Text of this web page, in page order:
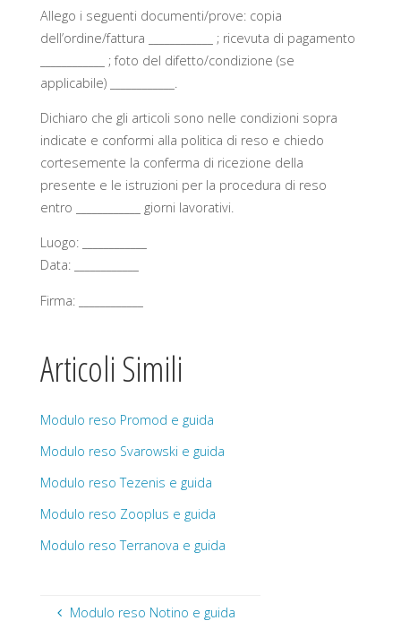
Allego i seguenti documenti/prove: copia
dell’ordine/fattura ____________ ; ricevuta di pagamento
____________ ; foto del difetto/condizione (se
applicabile) ____________.
Dichiaro che gli articoli sono nelle condizioni sopra
indicate e conformi alla politica di reso e chiedo
cortesemente la conferma di ricezione della
presente e le istruzioni per la procedura di reso
entro ____________ giorni lavorativi.
Luogo: ____________
Data: ____________
Firma: ____________
Articoli Simili
Modulo reso Promod e guida
Modulo reso Svarowski e guida
Modulo reso Tezenis e guida
Modulo reso Zooplus e guida
Modulo reso Terranova e guida
Modulo reso Notino e guida